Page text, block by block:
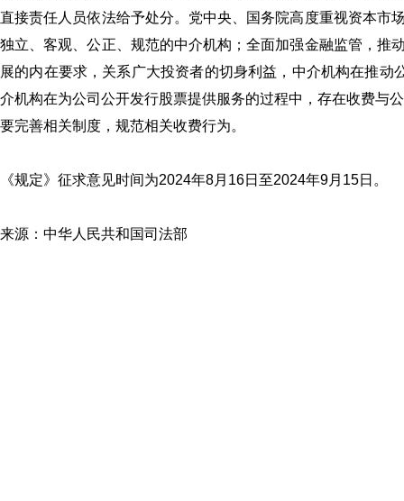
直接责任人员依法给予处分。党中央、国务院高度重视资本市
独立、客观、公正、规范的中介机构；全面加强金融监管，推
展的内在要求，关系广大投资者的切身利益，中介机构在推动
介机构在为公司公开发行股票提供服务的过程中，存在收费与
要完善相关制度，规范相关收费行为。
《规定》征求意见时间为2024年8月16日至2024年9月15日。
来源：中华人民共和国司法部